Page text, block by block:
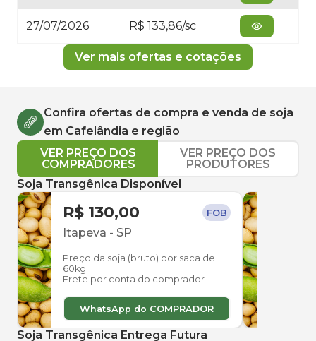
27/07/2026 R$ 133,86/sc
Ver mais ofertas e cotações
Confira ofertas de compra e venda de soja
em Cafelândia e região
VER PREÇO DOS
COMPRADORES
VER PREÇO DOS
PRODUTORES
Soja Transgênica Disponível
R$ 130,00 FOB
Itapeva - SP
Preço da soja (bruto) por saca de
60kg
Frete por conta do comprador
WhatsApp do COMPRADOR
Soja Transgênica Entrega Futura